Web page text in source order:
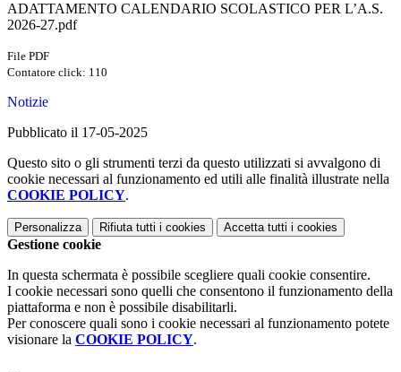
ADATTAMENTO CALENDARIO SCOLASTICO PER L’A.S.
2026-27.pdf
File PDF
Contatore click: 110
Notizie
Pubblicato il 17-05-2025
Questo sito o gli strumenti terzi da questo utilizzati si avvalgono di
cookie necessari al funzionamento ed utili alle finalità illustrate nella
COOKIE POLICY.
Personalizza Rifiuta tutti i cookies Accetta tutti i cookies
Gestione cookie
In questa schermata è possibile scegliere quali cookie consentire.
I cookie necessari sono quelli che consentono il funzionamento della
piattaforma e non è possibile disabilitarli.
Per conoscere quali sono i cookie necessari al funzionamento potete
visionare la COOKIE POLICY.